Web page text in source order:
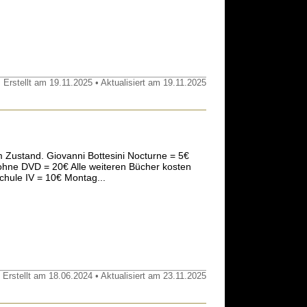
Erstellt am 19.11.2025 • Aktualisiert am 19.11.2025
Giovanni Bottesini Nocturne = 5€
DVD = 20€ Alle weiteren Bücher kosten
IV = 10€ Montag...
am 18.06.2024 • Aktualisiert am 23.11.2025